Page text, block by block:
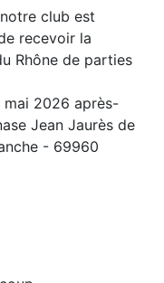
club est
recevoir la
Rhône de parties
mai 2026 après-
Jean Jaurès de
- 69960